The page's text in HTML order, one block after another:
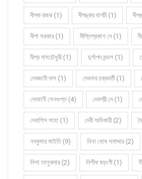
দীপক রজক (1) দীপঙ্কর বাগচী (1)
দীপা সরকার (1) দীপ্তিপ্রকাশ দে (1)
দীপ্র দাসচৌধুরী (1) দুর্গাপদ মন্ডল (1)
দেবজানী দাস (1) দেবনাথ চক্রবর্তী (1)
দেবযানী সেনগুপ্ত (4) দেবশ্রী দে (1)
দেবাশিস সাহা (1) দেবী অধিকারী (2)
নবকুমার মাইতি (9) নিনা ঘোষ সমাদ্দার (2)
নিশা তালুকদার (2) নিশীথ ষড়ংগী (1)